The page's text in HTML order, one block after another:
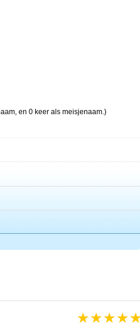
en 0 keer als meisjenaam.)
★★★★